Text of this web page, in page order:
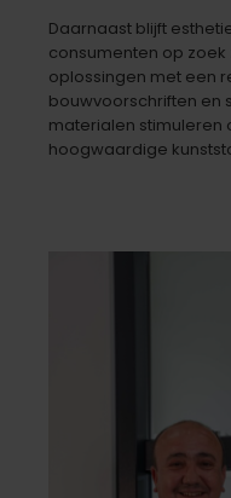
Daarnaast blijft
consumenten op
oplossingen met een
bouwvoorschriften en
materialen stimuleren
hoogwaardige